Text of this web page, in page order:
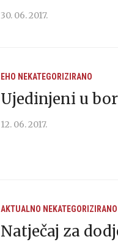
30. 06. 2017.
EHO NEKATEGORIZIRANO
Ujedinjeni u
12. 06. 2017.
AKTUALNO NEKATEGORIZIRANO
Natječaj za